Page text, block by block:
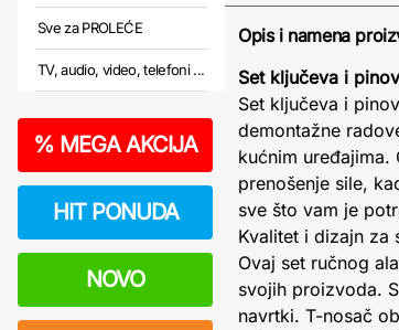
Sve za PROLEĆE
TV, audio, video, telefoni ...
% MEGA AKCIJA
HIT PONUDA
NOVO
Opis i namena
Set ključeva i
Set ključeva i
demontažne
kućnim
prenošenje sile,
sve što vam je
Kvalitet i dizajn za
Ovaj set ručnog
svojih proizvoda.
navrtki. T-nosač